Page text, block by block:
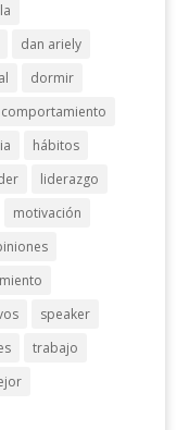
dan ariely
dormir
hábitos
liderazgo
motivación
speaker
trabajo